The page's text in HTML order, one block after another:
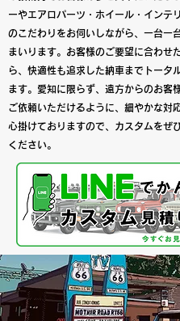
ーやエアロパーツ・ホイール・インテ
のこだわりをお伺いしながら、一台一
まいります。お客様のご要望に合わせ
ら、快適性も追求した納車までトータ
ます。愛知に限らず、遠方からのお客
ご依頼いただけるように、細やかな対
心掛けておりますので、カスタムをぜ
ください。